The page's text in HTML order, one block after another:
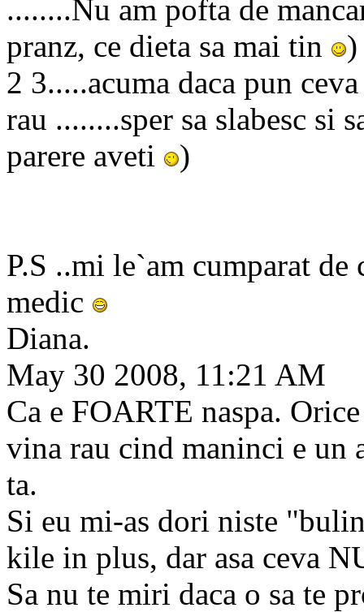
........Nu am pofta de
pranz, ce dieta sa mai tin
)
2 3.....acuma daca pun
rau ........sper sa slabesc si
parere aveti
)
P.S ..mi le`am cumparat
medic
Diana.
May 30 2008, 11:21 AM
Ca e FOARTE naspa.
vina rau cind maninci e un
ta.
Si eu mi-as dori niste
kile in plus, dar asa ceva
Sa nu te miri daca o sa te